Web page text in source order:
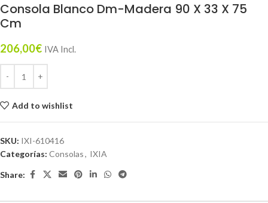
Consola Blanco Dm-Madera 90 X 33 X 75
Cm
206,00€ IVA Incl.
Add to wishlist
SKU: IXI-610416
Categorías: Consolas, IXIA
Share: